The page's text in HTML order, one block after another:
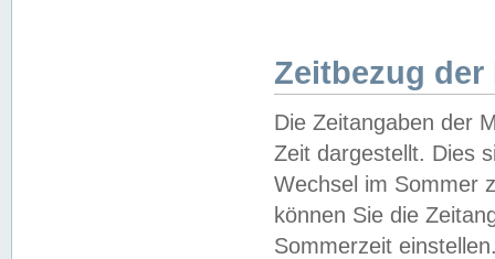
Zeitbezug der
Die Zeitangaben der
Zeit dargestellt. Dies
Wechsel im Sommer
können Sie die
Sommerzeit